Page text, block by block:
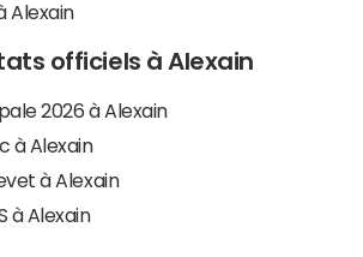
Alexain
officiels à Alexain
2026 à Alexain
à Alexain
à Alexain
à Alexain